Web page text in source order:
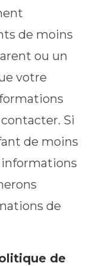
de moins
ou un
votre
Si
de moins
informations
de
de